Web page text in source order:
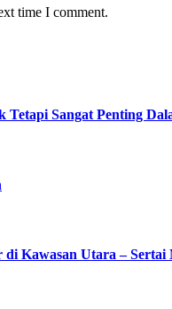
time I comment.
Sangat Penting
Kawasan Utara –